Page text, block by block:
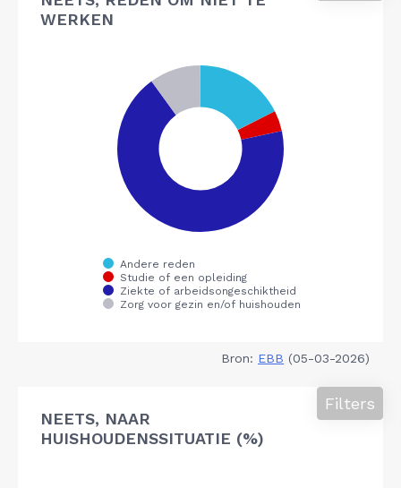
WERKEN
Bron: EBB (05-03-2026)
NEETS, NAAR
HUISHOUDENSSITUATIE (%)
Filters